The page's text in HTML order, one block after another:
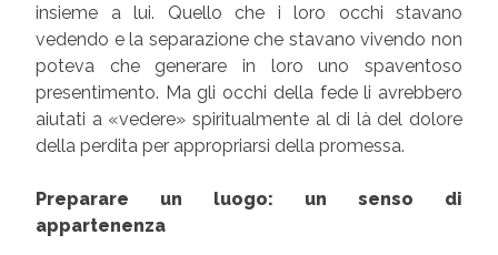
insieme a lui. Quello che i loro occhi stavano
vedendo e la separazione che stavano vivendo non
poteva che generare in loro uno spaventoso
presentimento. Ma gli occhi della fede li avrebbero
aiutati a «vedere» spiritualmente al di là del dolore
della perdita per appropriarsi della promessa.
Preparare un luogo: un senso di
appartenenza